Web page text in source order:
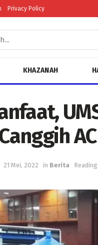
Privacy Policy
KHAZANAH
21 Mei, 2022 in Berita